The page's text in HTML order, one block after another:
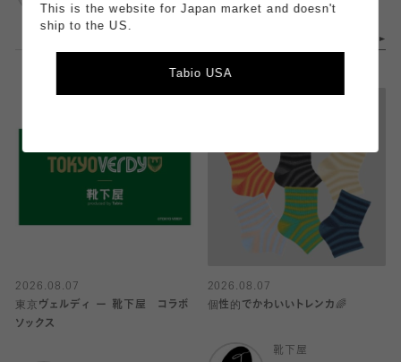
2026.08.07
東京ヴェルディ ー 靴下屋 コラボ
ソックス
2026.08.07
個性的でかわいいトレンカ🌈
靴下屋
This is the website for Japan market and doesn't
ship to the US.
Tabio USA